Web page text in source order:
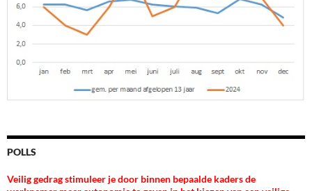
POLLS
Veilig gedrag stimuleer je door binnen bepaalde kaders de